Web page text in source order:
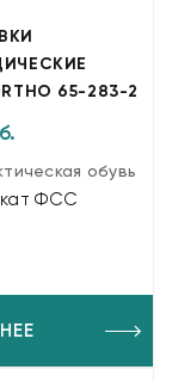
65-283-2
обувь
ФСС